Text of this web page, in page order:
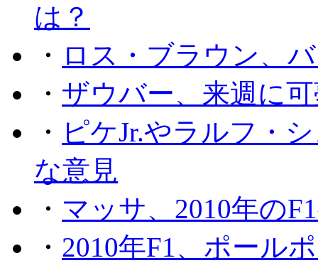
は？
・ ロス・ブラウン、
・ ザウバー、来週に
・ ピケJr.やラルフ・
な意見
・ マッサ、2010年の
・ 2010年F1、ポール